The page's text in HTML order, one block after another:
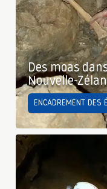
Des moas
Nouvelle-
ENCADREMENT DES